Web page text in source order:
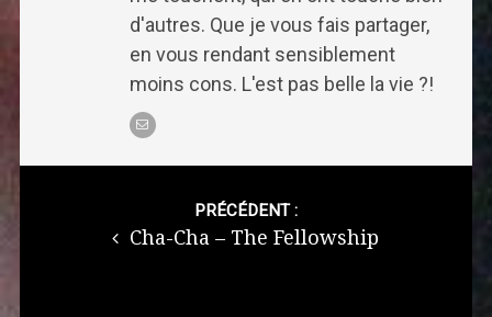
d'autres. Que je vous fais partager,
en vous rendant sensiblement
moins cons. L'est pas belle la vie ?!
PRÉCÉDENT :
Cha-Cha – The Fellowship